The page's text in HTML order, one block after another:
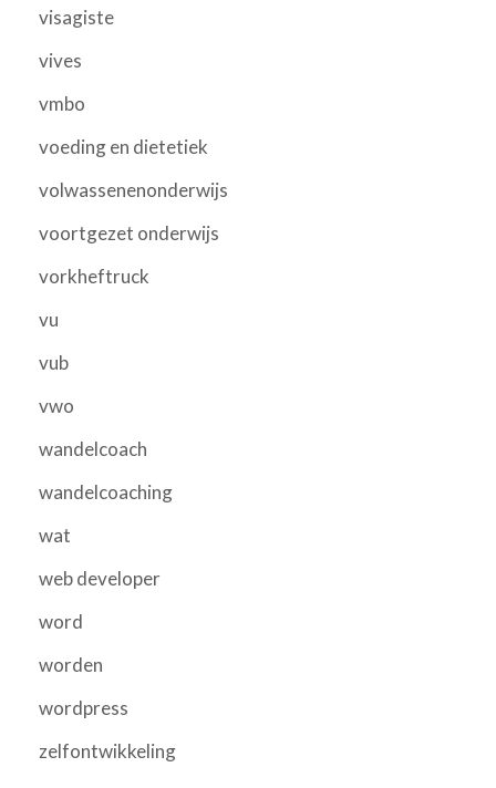
visagiste
vives
vmbo
voeding en dietetiek
volwassenenonderwijs
voortgezet onderwijs
vorkheftruck
vu
vub
vwo
wandelcoach
wandelcoaching
wat
web developer
word
worden
wordpress
zelfontwikkeling